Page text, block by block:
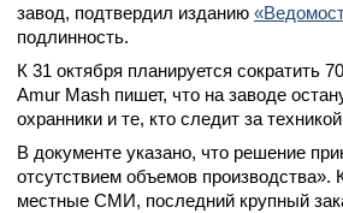
завод, подтвердил изданию
подлинность.
К 31 октября планируется сократить
Amur Mash пишет, что на заводе
охранники и те, кто следит за
В документе указано, что решение
отсутствием объемов производства».
местные СМИ, последний крупный